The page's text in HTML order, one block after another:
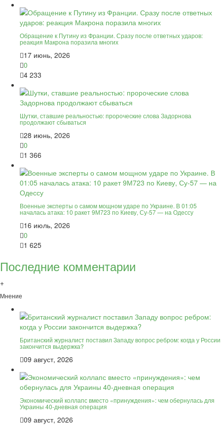
Обращение к Путину из Франции. Сразу после ответных ударов:
реакция Макрона поразила многих
17 июнь, 2026
0
4 233
Шутки, ставшие реальностью: пророческие слова Задорнова
продолжают сбываться
28 июнь, 2026
0
1 366
Военные эксперты о самом мощном ударе по Украине. В 01:05
началась атака: 10 ракет 9М723 по Киеву, Су-57 — на Одессу
16 июль, 2026
0
1 625
Последние комментарии
+
Мнение
Британский журналист поставил Западу вопрос ребром: когда у России
закончится выдержка?
09 август, 2026
Экономический коллапс вместо «принуждения»: чем обернулась для
Украины 40-дневная операция
09 август, 2026